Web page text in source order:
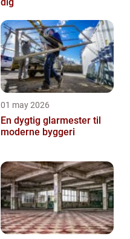
01 may 2026
En dygtig glarmester til
moderne byggeri